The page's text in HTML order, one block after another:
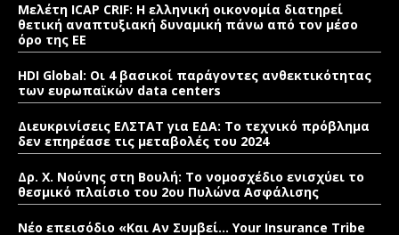
Μελέτη ICAP CRIF: Η ελληνική οικονομία διατηρεί
θετική αναπτυξιακή δυναμική πάνω από τον μέσο
όρο της ΕΕ
HDI Global: Οι 4 βασικοί παράγοντες ανθεκτικότητας
των ευρωπαϊκών data centers
Διευκρινίσεις ΕΛΣΤΑΤ για ΕΔΑ: Το τεχνικό πρόβλημα
δεν επηρέασε τις μεταβολές του 2024
Δρ. Χ. Νούνης στη Βουλή: Το νομοσχέδιο ενισχύει το
θεσμικό πλαίσιο του 2ου Πυλώνα Ασφάλισης
Νέο επεισόδιο «Και Αν Συμβεί… Your Insurance Tribe